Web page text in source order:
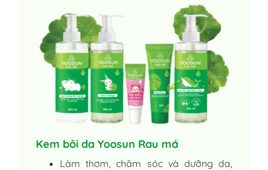
Kem bôi da Yoosun Rau má
Làm thơm, chăm sóc và dưỡng da,